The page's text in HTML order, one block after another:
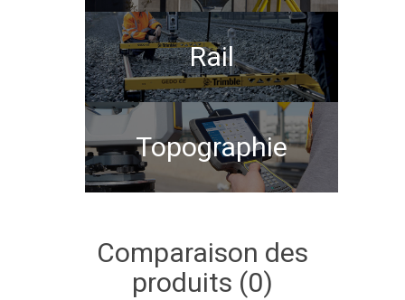
Rail
Topographie
Comparaison des
produits (0)